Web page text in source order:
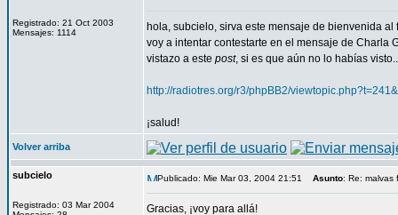
Registrado: 21 Oct 2003
Mensajes: 1114
hola, subcielo, sirva este mensaje de bienvenida al
voy a intentar contestarte en el mensaje de Charla
vistazo a este post, si es que aún no lo habías
http://radiotres.org/r3/phpBB2/
¡salud!
Volver arriba
subcielo
Registrado: 03 Mar 2004
Publicado: Mie Mar 03, 2004 21:51 Asunto: Re: malvas
Gracias, ¡voy para allá!